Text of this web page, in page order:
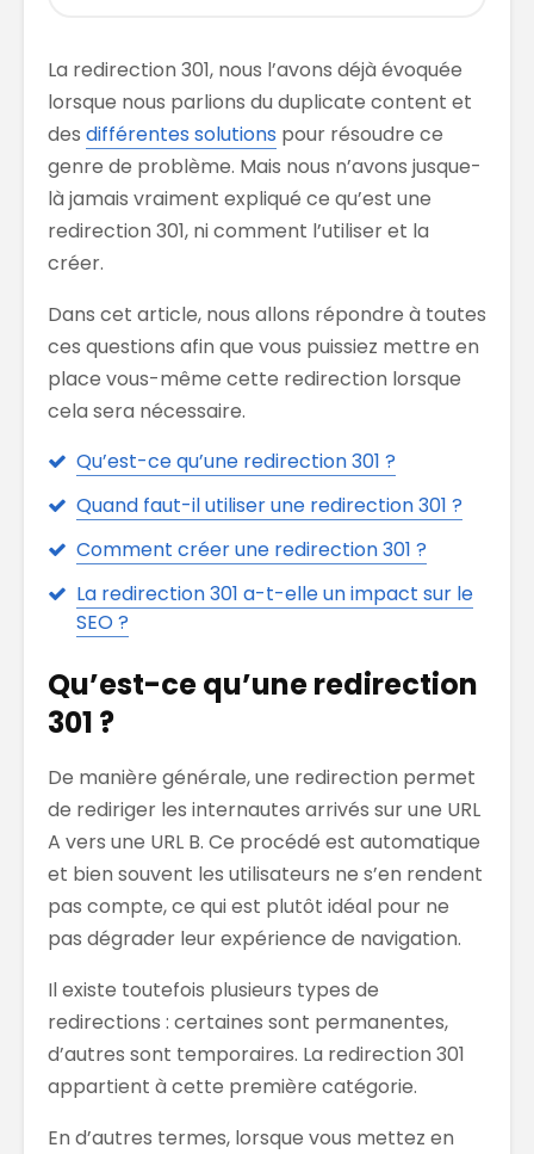
La redirection 301, nous l’avons déjà évoquée
lorsque nous parlions du duplicate content et
des différentes solutions pour résoudre ce
genre de problème. Mais nous n’avons jusque-
là jamais vraiment expliqué ce qu’est une
redirection 301, ni comment l’utiliser et la
créer.
Dans cet article, nous allons répondre à toutes
ces questions afin que vous puissiez mettre en
place vous-même cette redirection lorsque
cela sera nécessaire.
Qu’est-ce qu’une redirection 301 ?
Quand faut-il utiliser une redirection 301 ?
Comment créer une redirection 301 ?
La redirection 301 a-t-elle un impact sur le
SEO ?
Qu’est-ce qu’une redirection
301 ?
De manière générale, une redirection permet
de rediriger les internautes arrivés sur une URL
A vers une URL B. Ce procédé est automatique
et bien souvent les utilisateurs ne s’en rendent
pas compte, ce qui est plutôt idéal pour ne
pas dégrader leur expérience de navigation.
Il existe toutefois plusieurs types de
redirections : certaines sont permanentes,
d’autres sont temporaires. La redirection 301
appartient à cette première catégorie.
En d’autres termes, lorsque vous mettez en